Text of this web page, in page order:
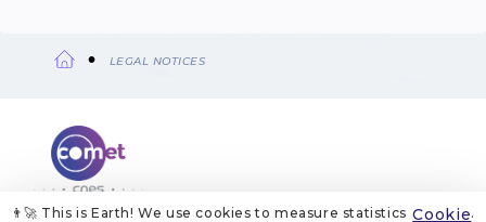
👨‍🚀 This is Earth! We use cookies to measure statistics Cookie.
LEGAL NOTICES